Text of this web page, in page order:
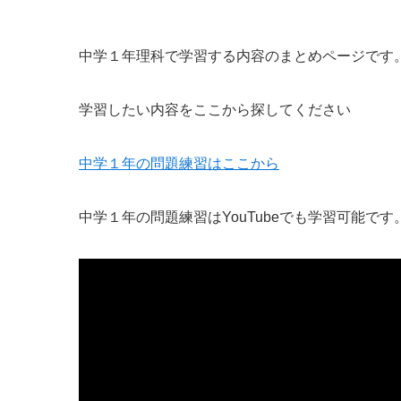
中学１年理科で学習する内容のまとめページです
学習したい内容をここから探してください
中学１年の問題練習はここから
中学１年の問題練習はYouTubeでも学習可能です